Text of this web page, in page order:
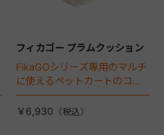
フィカゴー プラムクッション
FikaGOシリーズ専用のマルチ
に使えるペットカートのコー
ナークッション登場。
￥6,930